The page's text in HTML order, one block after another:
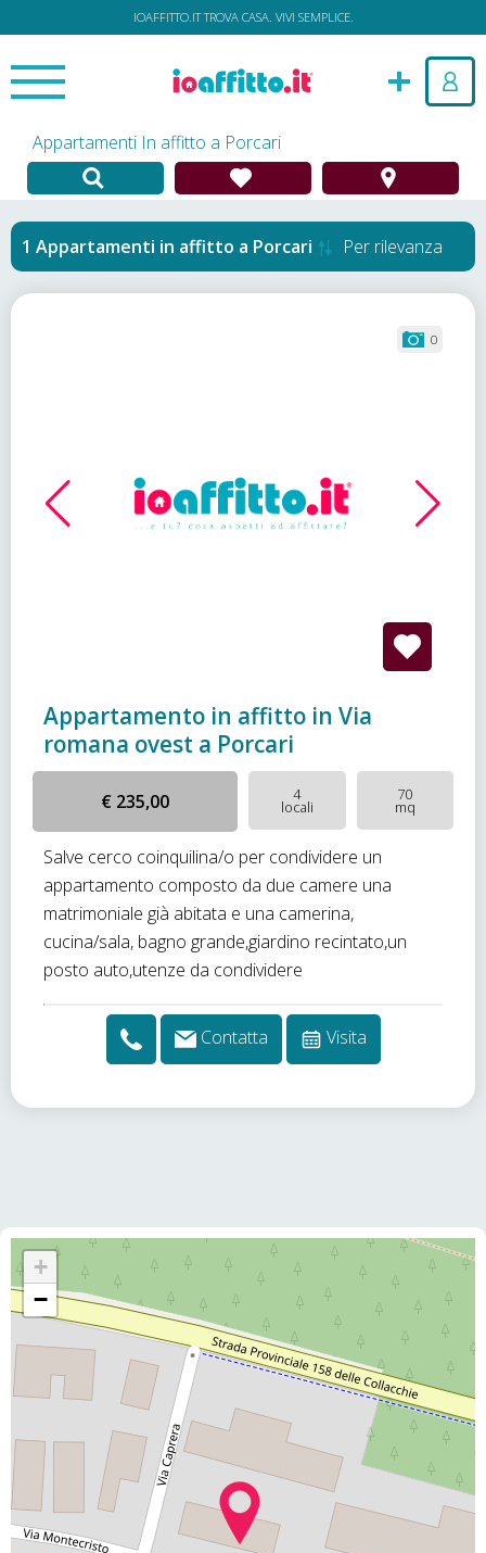
IOAFFITTO.IT TROVA CASA. VIVI SEMPLICE.
Appartamenti In affitto a Porcari
Appartamenti in affitto a Porcari Per rilevanza
0
Appartamento in affitto in Via
romana ovest a Porcari
€ 235,00 4
locali
70
mq
Salve cerco coinquilina/o per condividere un
appartamento composto da due camere una
matrimoniale già abitata e una camerina,
cucina/sala, bagno grande,giardino recintato,un
posto auto,utenze da condividere
Contatta Visita
+
−